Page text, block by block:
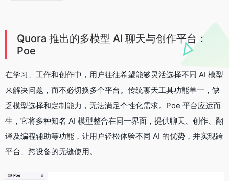
Quora 推出的多模型 AI 聊天与创作平台：
Poe
在学习、工作和创作中，用户往往希望能够灵活选择不同 AI 模型
来解决问题，而不必切换多个平台。传统聊天工具功能单一，缺
乏模型选择和定制能力，无法满足个性化需求。Poe 平台应运而
生，它将多种知名 AI 模型整合在同一界面，提供聊天、创作、翻
译及编程辅助等功能，让用户轻松体验不同 AI 的优势，并实现跨
平台、跨设备的无缝使用。